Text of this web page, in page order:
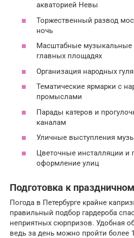
акваторией Невы
Торжественный развод
ночь
Масштабные музыкальные
главных площадях
Организация народных
Тематические ярмарки с
промыслами
Парады катеров и
каналам
Уличные выступления
Цветочные инсталляции и
оформление улиц
Подготовка к
Погода в Петербурге крайне
правильный подбор гардероба
неприятных сюрпризов. Удобная
ведь за день можно пройти более